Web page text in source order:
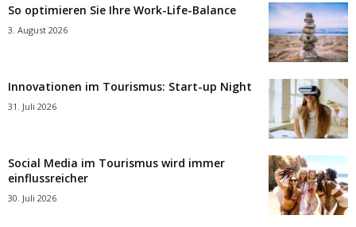
So optimieren Sie Ihre Work-Life-Balance
3. August 2026
Innovationen im Tourismus: Start-up Night
31. Juli 2026
Social Media im Tourismus wird immer
einflussreicher
30. Juli 2026